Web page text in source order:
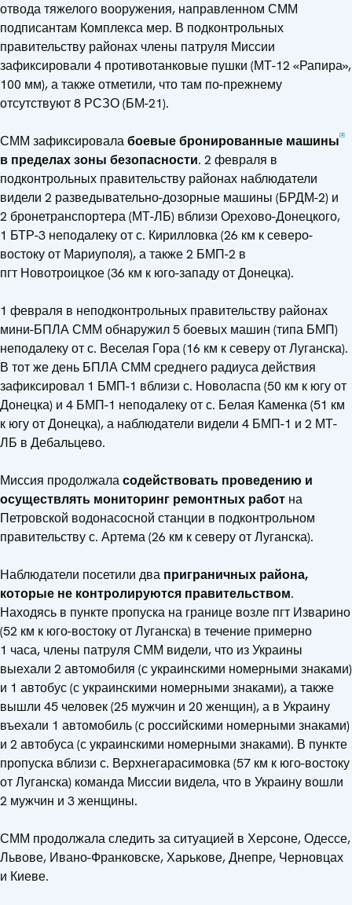
отвода тяжелого вооружения, направленном СММ
подписантам Комплекса мер. В подконтрольных
правительству районах члены патруля Миссии
зафиксировали 4 противотанковые пушки (МТ-12 «Рапира»,
100 мм), а также отметили, что там по-прежнему
отсутствуют 8 РСЗО (БМ-21).
СММ зафиксировалабоевые бронированные машины[2]
в пределах зоны безопасности. 2 февраля в
подконтрольных правительству районах наблюдатели
видели 2 разведывательно-дозорные машины (БРДМ-2) и
2 бронетранспортера (МТ-ЛБ) вблизи Орехово-Донецкого,
1 БТР-3 неподалеку от с. Кирилловка (26 км к северо-
востоку от Мариуполя), а также 2 БМП-2 в
пгт Новотроицкое (36 км к юго-западу от Донецка).
1 февраля в неподконтрольных правительству районах
мини-БПЛА СММ обнаружил 5 боевых машин (типа БМП)
неподалеку от с. Веселая Гора (16 км к северу от Луганска).
В тот же день БПЛА СММ среднего радиуса действия
зафиксировал 1 БМП-1 вблизи с. Новоласпа (50 км к югу от
Донецка) и 4 БМП-1 неподалеку от с. Белая Каменка (51 км
к югу от Донецка), а наблюдатели видели 4 БМП-1 и 2 МТ-
ЛБ в Дебальцево.
Миссия продолжаласодействовать проведению и
осуществлять мониторинг ремонтных работ на
Петровской водонасосной станции в подконтрольном
правительству с. Артема (26 км к северу от Луганска).
Наблюдатели посетили два приграничных района,
которые не контролируются правительством.
Находясь в пункте пропуска на границе возле пгт Изварино
(52 км к юго-востоку от Луганска) в течение примерно
1 часа, члены патруля СММ видели, что из Украины
выехали 2 автомобиля (с украинскими номерными знаками)
и 1 автобус (с украинскими номерными знаками), а также
вышли 45 человек (25 мужчин и 20 женщин), а в Украину
въехали 1 автомобиль (с российскими номерными знаками)
и 2 автобуса (с украинскими номерными знаками). В пункте
пропуска вблизи с. Верхнегарасимовка (57 км к юго-востоку
от Луганска) команда Миссии видела, что в Украину вошли
2 мужчин и 3 женщины.
СММ продолжала следить за ситуацией в Херсоне, Одессе,
Львове, Ивано-Франковске, Харькове, Днепре, Черновцах
и Киеве.